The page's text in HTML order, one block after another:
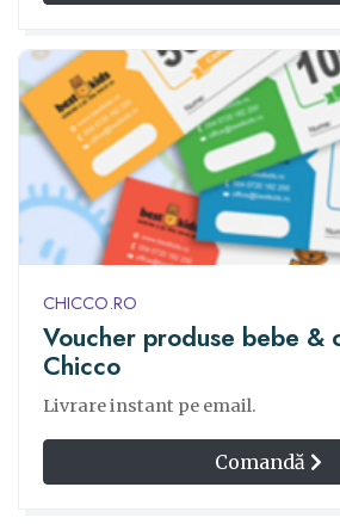
CHICCO.RO
Voucher produse bebe &
Chicco
Livrare instant pe email.
Comandă